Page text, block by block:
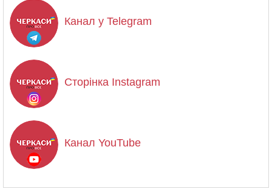
Канал у Telegram
Сторінка Instagram
Канал YouTube